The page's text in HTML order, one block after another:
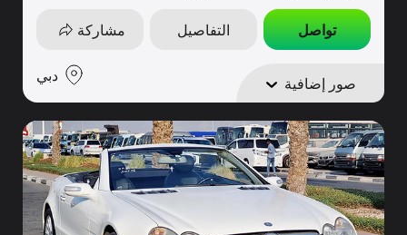
تواصل التفاصيل مشاركة
صور إضافية دبي